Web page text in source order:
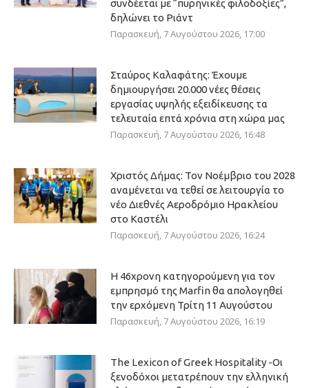
συνδέεται με “πυρηνικές φιλοδοξίες”,
δηλώνει το Ριάντ
Παρασκευή, 7 Αυγούστου 2026, 17:00
Σταύρος Καλαφάτης: Έχουμε
δημιουργήσει 20.000 νέες θέσεις
εργασίας υψηλής εξειδίκευσης τα
τελευταία επτά χρόνια στη χώρα μας
Παρασκευή, 7 Αυγούστου 2026, 16:48
Χριστός Δήμας: Τον Νοέμβριο του 2028
αναμένεται να τεθεί σε λειτουργία το
νέο Διεθνές Αεροδρόμιο Ηρακλείου
στο Καστέλι
Παρασκευή, 7 Αυγούστου 2026, 16:24
Η 46χρονη κατηγορούμενη για τον
εμπρησμό της Marfin θα απολογηθεί
την ερχόμενη Τρίτη 11 Αυγούστου
Παρασκευή, 7 Αυγούστου 2026, 16:19
The Lexicon of Greek Hospitality -Οι
ξενοδόχοι μετατρέπουν την ελληνική